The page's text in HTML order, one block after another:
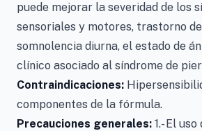
puede mejorar la severidad de los
sensoriales y motores, trastorno
somnolencia diurna, el estado de
clínico asociado al síndrome de
Contraindicaciones:
componentes de la fórmula.
Precauciones generales: 1.- El